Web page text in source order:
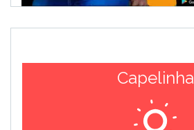
Capelinha